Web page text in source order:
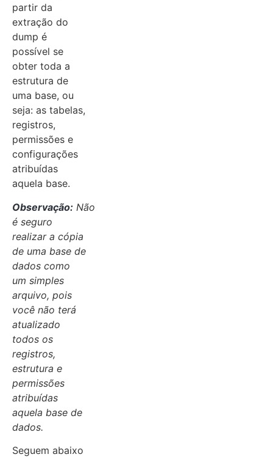
partir da
extração do
dump é
possível se
obter toda a
estrutura de
uma base, ou
seja: as tabelas,
registros,
permissões e
configurações
atribuídas
aquela base.
Observação: Não
é seguro
realizar a cópia
de uma base de
dados como
um simples
arquivo, pois
você não terá
atualizado
todos os
registros,
estrutura e
permissões
atribuídas
aquela base de
dados.
Seguem abaixo